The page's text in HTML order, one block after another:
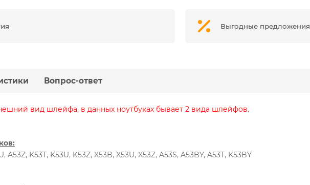
Выгодные предложения
Вопрос-ответ
вид шлейфа, в данных ноутбуках бывает 2 вида шлейфов.
A53Z, K53T, K53U, K53Z, X53B, X53U, X53Z, A53S, A53BY, A53T, K53BY